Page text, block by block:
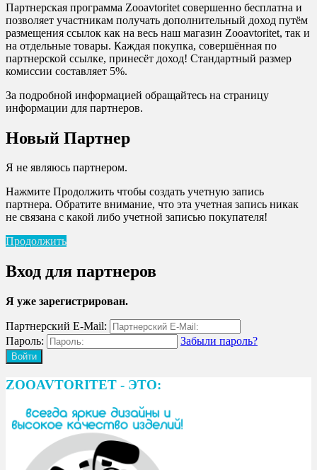
Партнерская программа Zooavtoritet совершенно бесплатна и
позволяет участникам получать дополнительный доход путём
размещения ссылок как на весь наш магазин Zooavtoritet, так и
на отдельные товары. Каждая покупка, совершённая по
партнерской ссылке, принесёт доход! Стандартный размер
комиссии составляет 5%.
За подробной информацией обращайтесь на страницу
информации для партнеров.
Новый Партнер
Я не являюсь партнером.
Нажмите Продолжить чтобы создать учетную запись
партнера. Обратите внимание, что эта учетная запись никак
не связана с какой либо учетной записью покупателя!
Продолжить
Вход для партнеров
Я уже зарегистрирован.
Партнерский E-Mail:
Пароль:
Забыли пароль?
ZOOAVTORITET - ЭТО: